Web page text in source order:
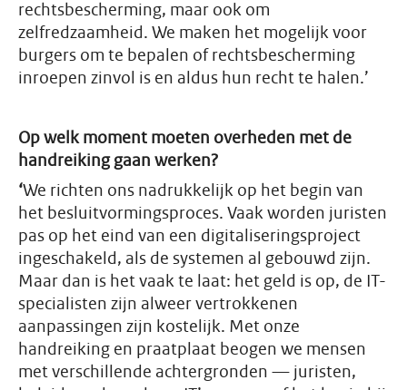
rechtsbescherming, maar ook om
zelfredzaamheid. We maken het mogelijk voor
burgers om te bepalen of rechtsbescherming
inroepen zinvol is en aldus hun recht te halen.’
Op welk moment moeten overheden met de
handreiking gaan werken?
‘We richten ons nadrukkelijk op het begin van
het besluitvormingsproces. Vaak worden juristen
pas op het eind van een digitaliseringsproject
ingeschakeld, als de systemen al gebouwd zijn.
Maar dan is het vaak te laat: het geld is op, de IT-
specialisten zijn alweer vertrokkenen
aanpassingen zijn kostelijk. Met onze
handreiking en praatplaat beogen we mensen
met verschillende achtergronden — juristen,